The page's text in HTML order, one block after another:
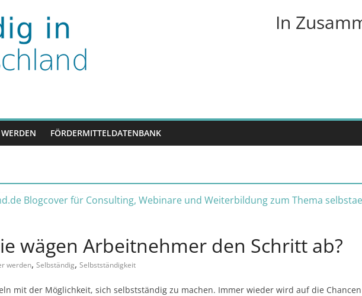
In
FÖRDERMITTELDATENBANK
wägen Arbeitnehmer den Schritt ab?
werden, Selbständig, Selbstständigkeit
mit der Möglichkeit, sich selbstständig zu machen. Immer wieder wird auf die Chancen